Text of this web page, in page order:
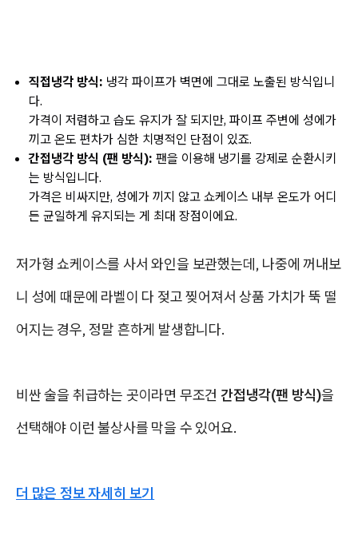
직접냉각 방식: 냉각 파이프가 벽면에 그대로 노출된 방식입니
다.
가격이 저렴하고 습도 유지가 잘 되지만, 파이프 주변에 성에가
끼고 온도 편차가 심한 치명적인 단점이 있죠.
간접냉각 방식 (팬 방식): 팬을 이용해 냉기를 강제로 순환시키
는 방식입니다.
가격은 비싸지만, 성에가 끼지 않고 쇼케이스 내부 온도가 어디
든 균일하게 유지되는 게 최대 장점이에요.
저가형 쇼케이스를 사서 와인을 보관했는데, 나중에 꺼내보
니 성에 때문에 라벨이 다 젖고 찢어져서 상품 가치가 뚝 떨
어지는 경우, 정말 흔하게 발생합니다.
비싼 술을 취급하는 곳이라면 무조건 간접냉각(팬 방식)을
선택해야 이런 불상사를 막을 수 있어요.
더 많은 정보 자세히 보기